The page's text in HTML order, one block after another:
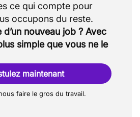
ce qui compte pour
nouveau job ? Avec
simple que vous ne le
maintenant
faire le gros du travail.